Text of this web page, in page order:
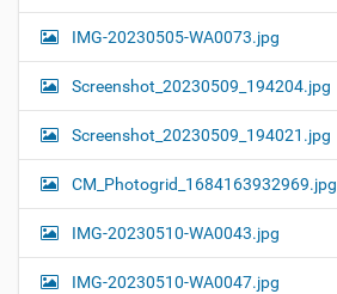
IMG-20230505-WA0073.jpg
Screenshot_20230509_194204.jpg
Screenshot_20230509_194021.jpg
CM_Photogrid_1684163932969.jpg
IMG-20230510-WA0043.jpg
IMG-20230510-WA0047.jpg